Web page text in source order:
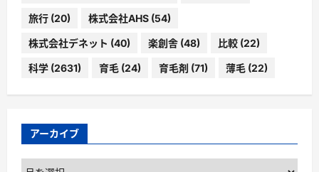
旅行 (20) 株式会社AHS (54)
株式会社デネット (40) 楽創舎 (48) 比較 (22)
科学 (2631) 育毛 (24) 育毛剤 (71) 薄毛 (22)
アーカイブ
ア